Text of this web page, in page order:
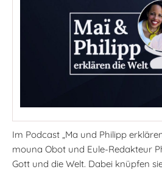
Im Podcast „Ma und Philipp
mouna Obot und Eule-Redakteur
Gott und die Welt. Dabei knüpfen